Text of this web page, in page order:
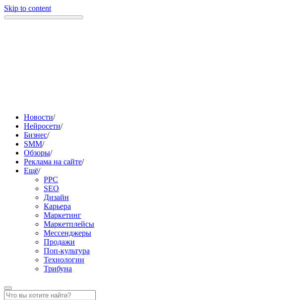
Skip to content
Новости/
Нейросети/
Бизнес/
SMM/
Обзоры/
Реклама на сайте/
Ещё/
PPC
SEO
Дизайн
Карьера
Маркетинг
Маркетплейсы
Мессенджеры
Продажи
Поп-культура
Технологии
Трибуна